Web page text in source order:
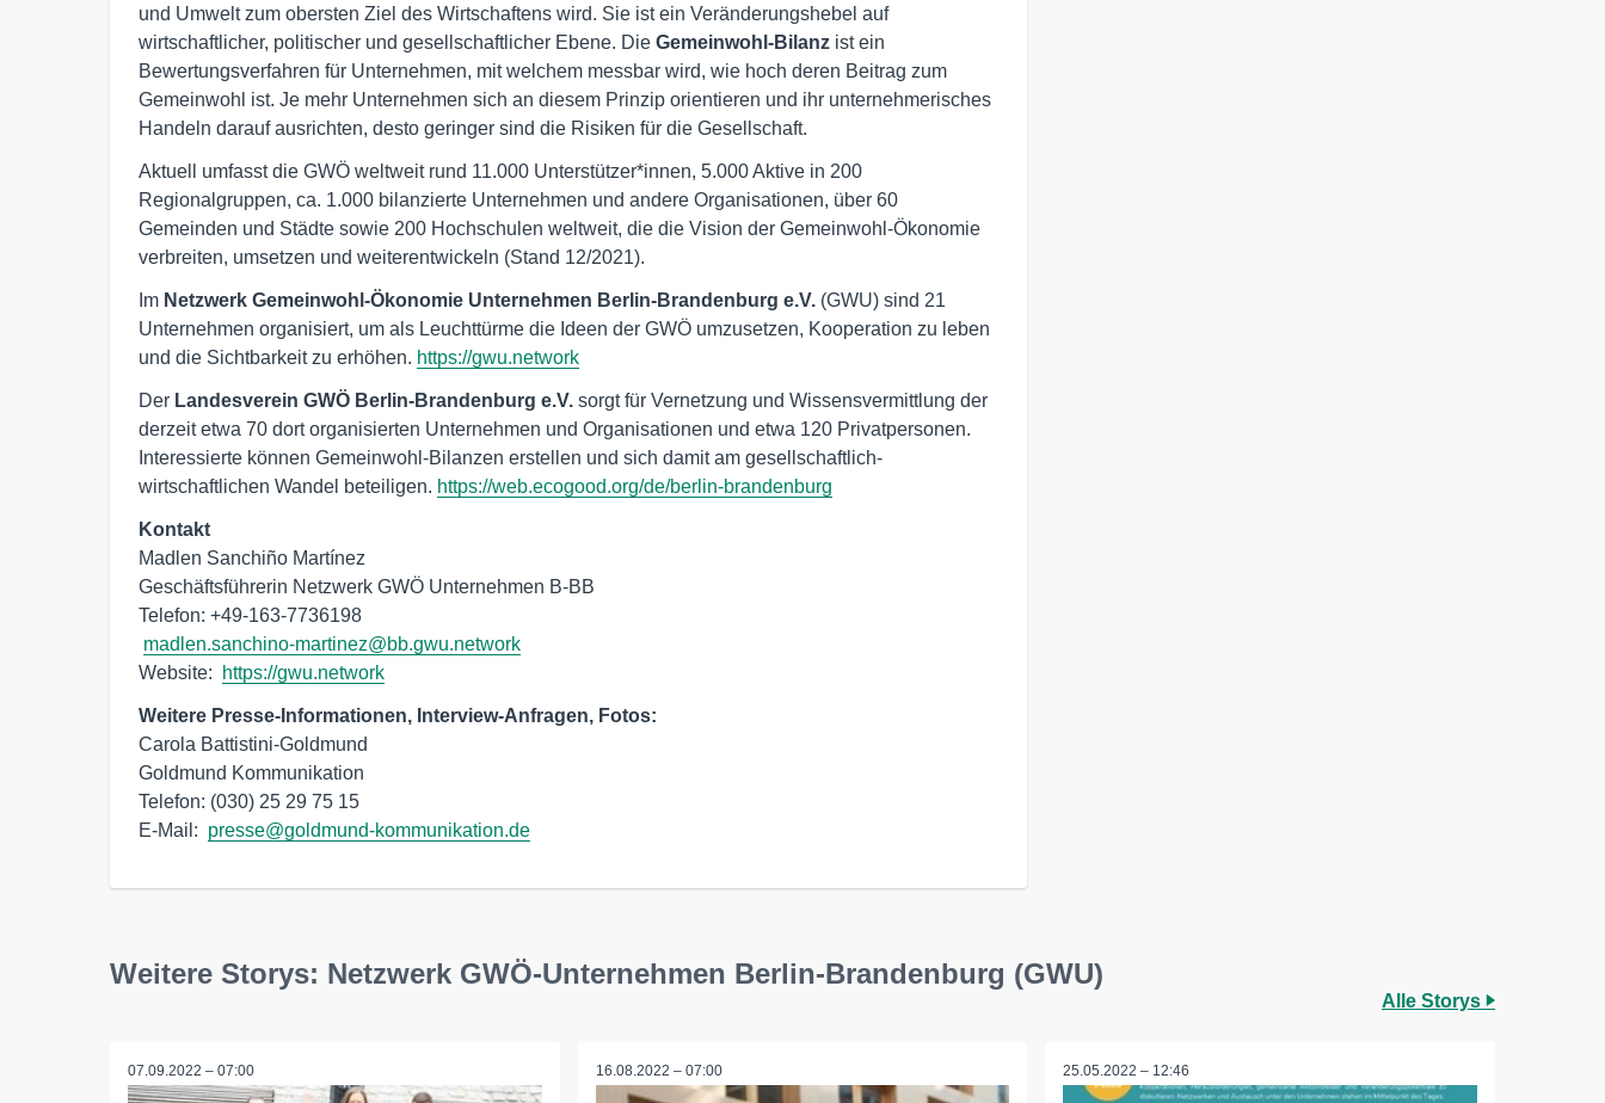
und Umwelt zum obersten Ziel des Wirtschaftens wird. Sie ist ein Veränderungshebel auf
wirtschaftlicher, politischer und gesellschaftlicher Ebene. Die Gemeinwohl-Bilanz ist ein
Bewertungsverfahren für Unternehmen, mit welchem messbar wird, wie hoch deren Beitrag zum
Gemeinwohl ist. Je mehr Unternehmen sich an diesem Prinzip orientieren und ihr unternehmerisches
Handeln darauf ausrichten, desto geringer sind die Risiken für die Gesellschaft.
Aktuell umfasst die GWÖ weltweit rund 11.000 Unterstützer*innen, 5.000 Aktive in 200
Regionalgruppen, ca. 1.000 bilanzierte Unternehmen und andere Organisationen, über 60
Gemeinden und Städte sowie 200 Hochschulen weltweit, die die Vision der Gemeinwohl-Ökonomie
verbreiten, umsetzen und weiterentwickeln (Stand 12/2021).
Im Netzwerk Gemeinwohl-Ökonomie Unternehmen Berlin-Brandenburg e.V. (GWU) sind 21
Unternehmen organisiert, um als Leuchttürme die Ideen der GWÖ umzusetzen, Kooperation zu leben
und die Sichtbarkeit zu erhöhen. https://gwu.network
Der Landesverein GWÖ Berlin-Brandenburg e.V. sorgt für Vernetzung und Wissensvermittlung der
derzeit etwa 70 dort organisierten Unternehmen und Organisationen und etwa 120 Privatpersonen.
Interessierte können Gemeinwohl-Bilanzen erstellen und sich damit am gesellschaftlich-
wirtschaftlichen Wandel beteiligen. https://web.ecogood.org/de/berlin-brandenburg
Kontakt
Madlen Sanchiño Martínez
Geschäftsführerin Netzwerk GWÖ Unternehmen B-BB
Telefon: +49-163-7736198
madlen.sanchino-martinez@bb.gwu.network
Website:
https://gwu.network
Weitere Presse-Informationen, Interview-Anfragen, Fotos:
Carola Battistini-Goldmund
Goldmund Kommunikation
Telefon: (030) 25 29 75 15
E-Mail: presse@goldmund-kommunikation.de
Weitere Storys: Netzwerk GWÖ-Unternehmen Berlin-Brandenburg (GWU)
Alle Storys
07.09.2022 – 07:00 16.08.2022 – 07:00 25.05.2022 – 12:46